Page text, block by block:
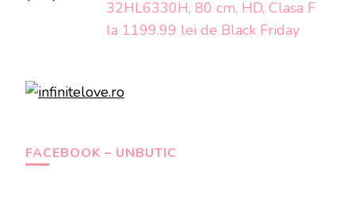
32HL6330H, 80 cm, HD, Clasa F
la 1199.99 lei de Black Friday
FACEBOOK – UNBUTIC